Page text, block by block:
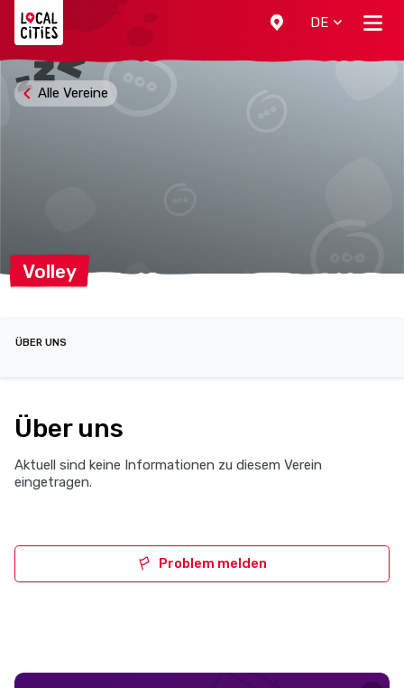
DE
Volley
Alle Vereine
ÜBER UNS
Über uns
Aktuell sind keine Informationen zu diesem Verein
eingetragen.
Problem melden